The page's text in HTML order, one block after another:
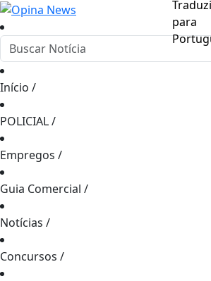
Início /
POLICIAL/
Empregos /
Guia Comercial /
Notícias /
Concursos /